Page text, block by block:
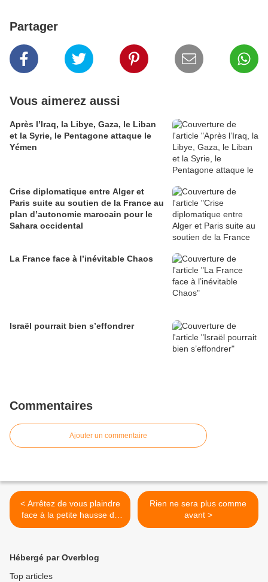
Partager
Vous aimerez aussi
Après l’Iraq, la Libye, Gaza, le Liban
et la Syrie, le Pentagone attaque le
Yémen
Crise diplomatique entre Alger et
Paris suite au soutien de la France au
plan d’autonomie marocain pour le
Sahara occidental
La France face à l’inévitable Chaos
Israël pourrait bien s’effondrer
Commentaires
Ajouter un commentaire
< Arrêtez de vous plaindre
face à la petite hausse de
prix de seulement 5,2%…
même 125% pour l’énergie
Rien ne sera plus comme
avant >
Hébergé par Overblog
Top articles